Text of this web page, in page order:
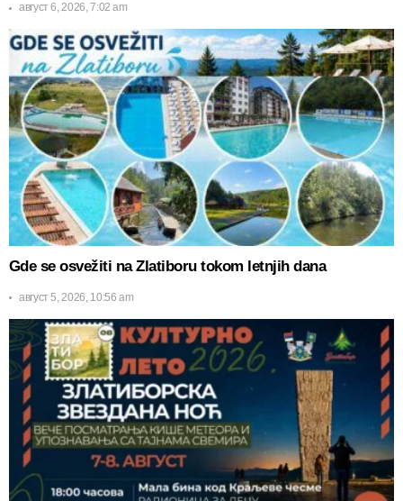
август 6, 2026, 7:02 am
Gde se osvežiti na Zlatiboru tokom letnjih dana
август 5, 2026, 10:56 am